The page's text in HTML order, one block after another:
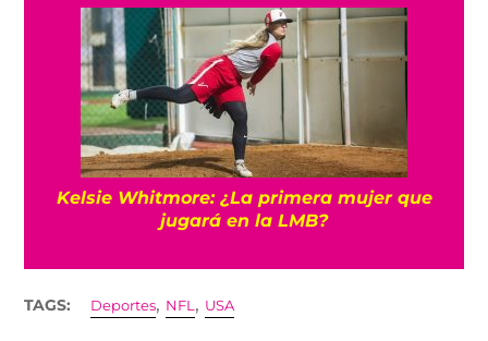
Kelsie Whitmore: ¿La primera mujer que
jugará en la LMB?
TAGS: Deportes, NFL, USA